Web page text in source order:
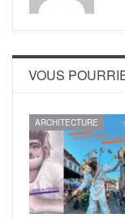
VOUS
ARCHITECTURE